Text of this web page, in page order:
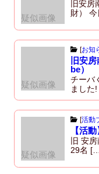
疑似画像
旧安
財）
疑似画像
[お知
旧安
be）
チーバ
まし
疑似画像
[活動
【活
旧 安
29名